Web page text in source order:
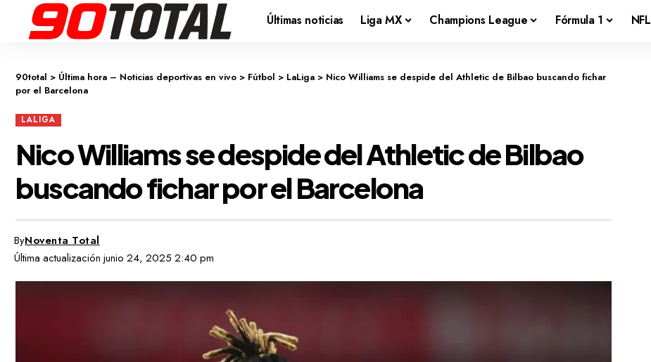
Últimas noticias Liga MX Champions League Fórmula 1 NFL
90total > Última hora – Noticias deportivas en vivo > Fútbol > LaLiga > Nico Williams se despide del Athletic de Bilbao buscando fichar
por el Barcelona
LALIGA
Nico Williams se despide del Athletic de Bilbao
buscando fichar por el Barcelona
Última actualización junio 24, 2025 2:40 pm
ByNoventa Total